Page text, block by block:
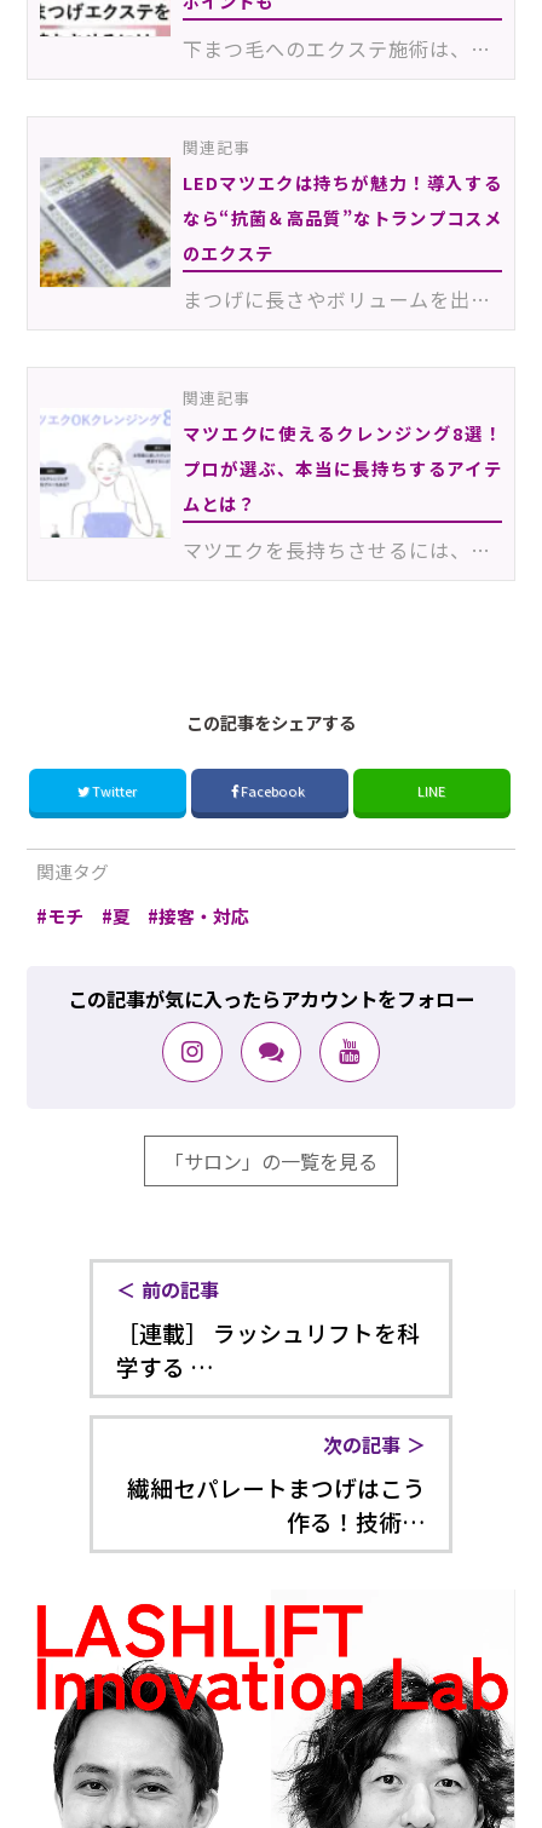
下まつ毛へのエクステ施術は、上だけにエクステをつけたときよりも目が大きく見えるため、目力を意識する…
関連記事
LEDマツエクは持ちが魅力！導入する
なら“抗菌＆高品質”なトランプコスメ
のエクステ
まつげに長さやボリュームを出すためにマツエクをつけても、「すぐ取れてしまう」「完全に硬化するまでの…
関連記事
マツエクに使えるクレンジング8選！
プロが選ぶ、本当に長持ちするアイテ
ムとは？
マツエクを長持ちさせるには、クレンジング選びが重要です。ドラッグストアなどで購入できる市販品の中に…
この記事をシェアする
Twitter Facebook LINE
関連タグ
モチ
夏 接客・対応
この記事が気に入ったらアカウントをフォロー
「サロン」の一覧を見る
前の記事
［連載］ ラッシュリフトを科
学する …
次の記事
繊細セパレートまつげはこう
作る！技術…